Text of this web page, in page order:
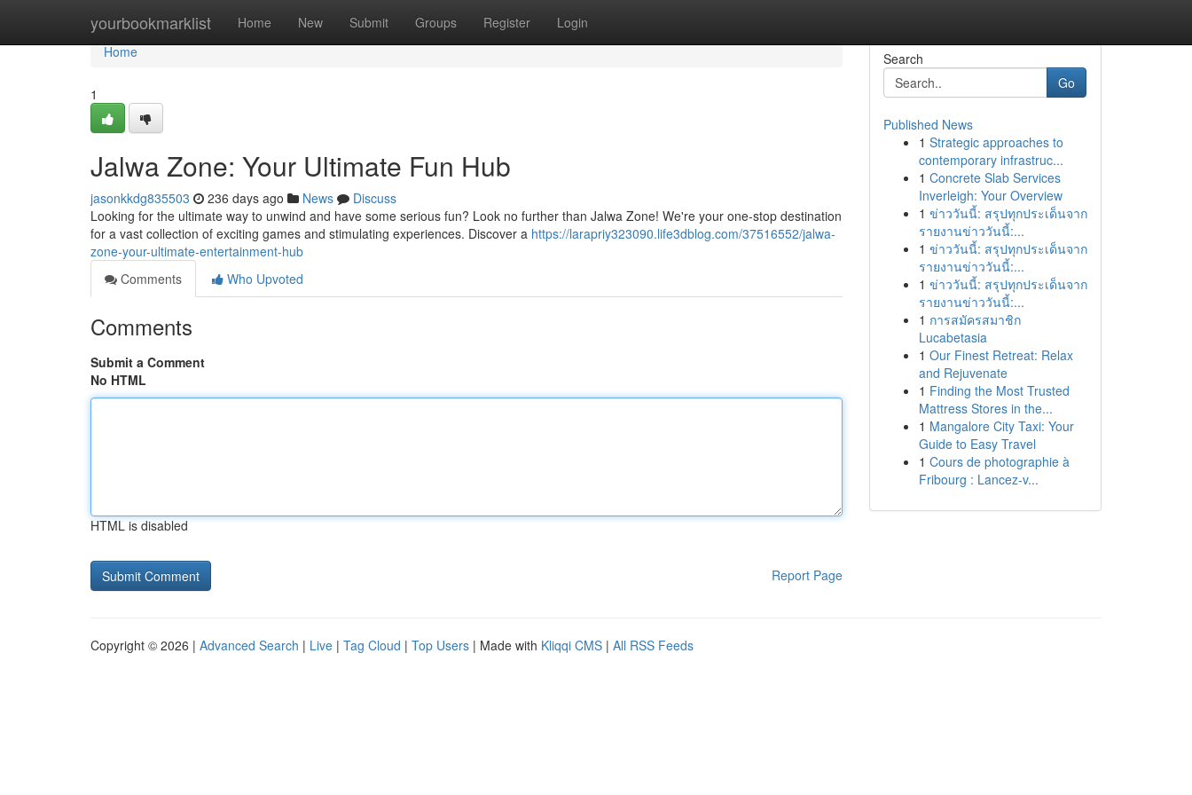
yourbookmarklist Home New Submit Groups Register Login
Home
Home
1
Jalwa Zone: Your Ultimate Fun Hub
jasonkkdg835503 236 days ago News
Discuss
Looking for the ultimate way to unwind and have some serious fun? Look no further than Jalwa Zone! We're your one-stop destination
for a vast collection of exciting games and stimulating experiences. Discover a https://larapriy323090.life3dblog.com/37516552/jalwa-
zone-your-ultimate-entertainment-hub
Comments
Who Upvoted
Comments
Submit a Comment
No HTML
HTML is disabled
Report Page
Search
Go
Published News
1 Strategic approaches to
contemporary infrastruc...
1 Concrete Slab Services
Inverleigh: Your Overview
1 ข่าววันนี้: สรุปทุกประเด็นจาก
รายงานข่าววันนี้:...
1 ข่าววันนี้: สรุปทุกประเด็นจาก
รายงานข่าววันนี้:...
1 ข่าววันนี้: สรุปทุกประเด็นจาก
รายงานข่าววันนี้:...
1 การสมัครสมาชิก
Lucabetasia
1 Our Finest Retreat: Relax
and Rejuvenate
1 Finding the Most Trusted
Mattress Stores in the...
1 Mangalore City Taxi: Your
Guide to Easy Travel
1 Cours de photographie à
Fribourg : Lancez-v...
Copyright © 2026 | Advanced Search | Live | Tag Cloud | Top Users | Made with Kliqqi CMS | All RSS Feeds